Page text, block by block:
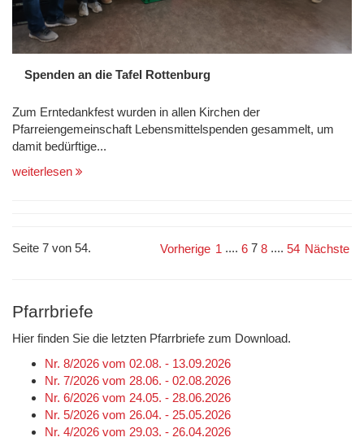
Spenden an die Tafel Rottenburg
Zum Erntedankfest wurden in allen Kirchen der
Pfarreiengemeinschaft Lebensmittelspenden gesammelt, um
damit bedürftige...
weiterlesen
Seite 7 von 54. Vorherige 1 .... 6 7 8 .... 54 Nächste
Pfarrbriefe
Hier finden Sie die letzten Pfarrbriefe zum Download.
Nr. 8/2026 vom 02.08. - 13.09.2026
Nr. 7/2026 vom 28.06. - 02.08.2026
Nr. 6/2026 vom 24.05. - 28.06.2026
Nr. 5/2026 vom 26.04. - 25.05.2026
Nr. 4/2026 vom 29.03. - 26.04.2026